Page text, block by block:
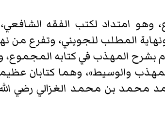
وهو امتداد لكتب الفقه
المطلب للجويني، وتفرع
بشرح المهذب في كتابه المجموع،
والوسيط»، وهما كتابان
محمد بن محمد الغزالي رضي